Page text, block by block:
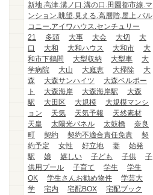
新地.高津.溝ノ口.溝の口.田園都市線.マ
ンション.眺望.見える.高層階.屋上.バル
コニー.アイワハウス.センチュリー
21
多頭 大事 大会 大切
大
口
大和 大和ハウス 大和市
大
和市下鶴間
大型収納 大型車
大
学病院
大山 大庭恵 大掃除
大
森
大森サンハイツ
大森ベルポー
ト
大森海岸 大森海岸駅
大森
駅
大田区 大規模
大規模マンシ
ョン
天気 天気予報
天然素材
天皇
太陽光パネル 太鼓橋
奈良
町
契約 契約不適合責任免責
契
約予定
女性 好立地 妻
始発
駅
娘 嬉しい 子ども 子供
子
供用プール
子育て 学生
学生
OK
学生さんお勧め物件
学芸大
学
宅内 宅配BOX
宅配ブック